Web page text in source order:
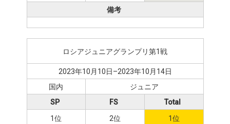
備考
ロシアジュニアグランプリ第1戦
2023年10月10日–2023年10月14日
国内
ジュニア
SP
1位
FS
2位
Total
1位